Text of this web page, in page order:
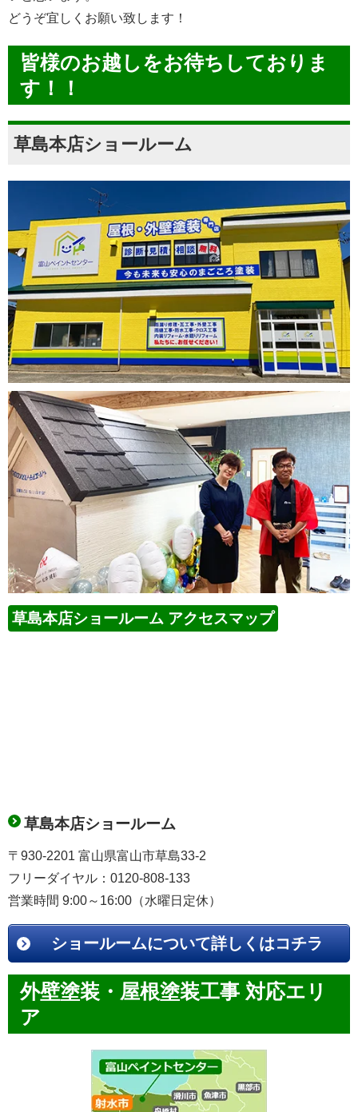
どうぞ宜しくお願い致します！
皆様のお越しをお待ちしておりま
す！！
草島本店ショールーム
草島本店ショールーム アクセスマップ
草島本店ショールーム
〒930-2201 富山県富山市草島33-2
フリーダイヤル：0120-808-133
営業時間 9:00～16:00（水曜日定休）
ショールームについて詳しくはコチラ
外壁塗装・屋根塗装工事 対応エリ
ア